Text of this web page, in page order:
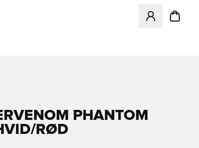
Åbner en
PHANTOM
RØD